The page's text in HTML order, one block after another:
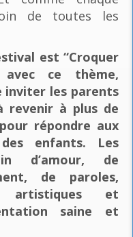
de toutes les
est “Croquer
ce thème,
inviter les parents
revenir à plus de
répondre aux
enfants. Les
d’amour, de
de paroles,
artistiques et
saine et